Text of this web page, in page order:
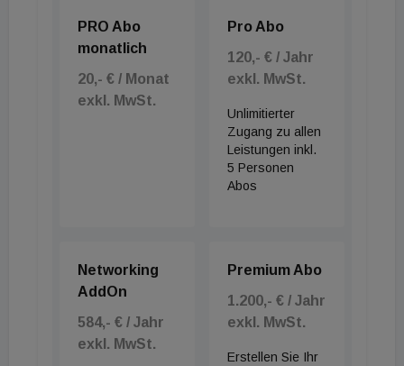
PRO Abo
monatlich
20,- € / Monat
exkl. MwSt.
Pro Abo
120,- € / Jahr
exkl. MwSt.
Unlimitierter
Zugang zu allen
Leistungen inkl.
5 Personen
Abos
Networking
AddOn
584,- € / Jahr
exkl. MwSt.
Premium Abo
1.200,- € / Jahr
exkl. MwSt.
Erstellen Sie Ihr